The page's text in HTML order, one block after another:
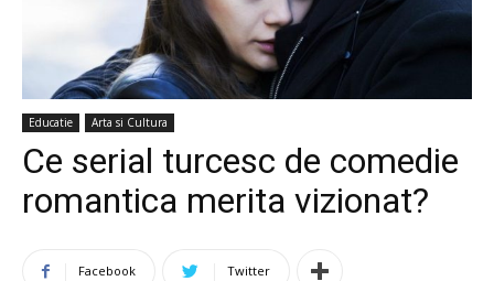
Educatie Arta si Cultura
Ce serial turcesc de comedie
romantica merita vizionat?
Facebook Twitter